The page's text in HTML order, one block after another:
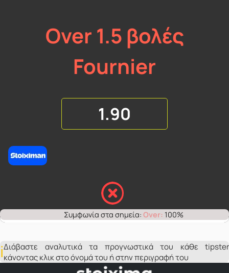
Over 1.5 βολές
Fournier
1.90
Over: 100%
Διάβαστε αναλυτικά τα προγνωστικά του κάθε tipster
κάνοντας κλικ στο όνομά του ή στην περιγραφή του